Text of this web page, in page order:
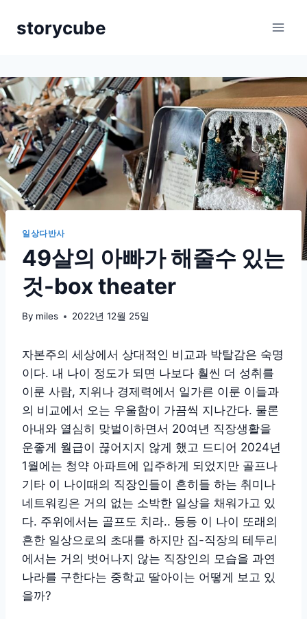
storycube
일상다반사
49살의 아빠가 해줄수 있는
것-box theater
By miles 2022년 12월 25일
자본주의 세상에서 상대적인 비교과 박탈감은 숙명
이다. 내 나이 정도가 되면 나보다 훨씬 더 성취를
이룬 사람, 지위나 경제력에서 일가른 이룬 이들과
의 비교에서 오는 우울함이 가끔씩 지나간다. 물론
아내와 열심히 맞벌이하면서 20여년 직장생활을
운좋게 월급이 끊어지지 않게 했고 드디어 2024년
1월에는 청약 아파트에 입주하게 되었지만 골프나
기타 이 나이때의 직장인들이 흔히들 하는 취미나
네트워킹은 거의 없는 소박한 일상을 채워가고 있
다. 주위에서는 골프도 치라.. 등등 이 나이 또래의
흔한 일상으로의 초대를 하지만 집-직장의 테두리
에서는 거의 벗어나지 않는 직장인의 모습을 과연
나라를 구한다는 중학교 딸아이는 어떻게 보고 있
을까?